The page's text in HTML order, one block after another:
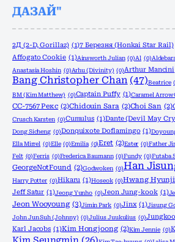
ДАЗАЙ"
2Д (2-D, Gorillaz) (1)7 Березня (Honkai Star Rail)
Affogato Cookie (1)Ainsworth Julian (0)Al (0)
Anastasia Hoshin (0)Arhu (Divinity) (0)Arthur Mancini
Bang Christopher Chan (47)Beatrice
BM (Kim Matthew) (0)Captain Puffy (1)Caramel Arrow
CC-7567 Рекс (2)Chidouin Sara (2)Choi San (2)
Crusch Karsten (0)Cumulus (1)Dante (Devil May
Dong Sicheng (0)Donquixote Doflamingo (1)
Ella Mirrel (0)Elle (0)Emilia (0)Eret (2)Ester (0)Father
Felt (0)Ferris (0)Frederica Baumann (0)Fundy (0)Futaba
GeorgeNotFound (2)Godwoken (0)Han
Harry Potter (0)Hikaru (1)Hoseok (0)Hwang
Jeff Satur (1)Jeong Yunho (0)Jeon Jung-kook (1)
Jeon Wooyoung (3)Jimin Park (0)Jinx (1)Jisung
John Jun Suh (Johnny) (0)Julius Juukulius (0)
Karl Jacobs (1)Kim Hongjoong (2)Kim Jennie (0)